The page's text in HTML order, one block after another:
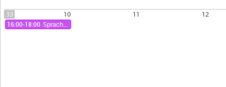
33 10 11 12
16:00-18:00 Sprachhistorisches Kolloquium